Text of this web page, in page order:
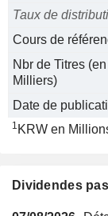
Taux de
Cours de
Nbr de Titres (en
Milliers)
Date de
1 KRW en
Dividendes